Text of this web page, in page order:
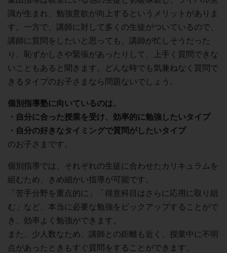
識が生まれ、勉強意欲が向上するというメリットがありま
す。一方で、講師に対して多くの生徒がついているので、
講師に質問をしたいと思っても、講師が忙しそうだった
り、恥ずかしさや緊張があったりして、上手く質問できな
いこともあると聞きます。どんな時でも気兼ねなく質問で
きるタイプのお子さまなら問題ないでしょう。
個別指導塾に向いているのは、
・自分に合った授業を受け、効率的に勉強したいタイプ
・自分の好きなタイミングで質問がしたいタイプ
のお子さまです。
個別指導では、それぞれの生徒に合わせたカリキュラムを
組むため、きめ細かい指導が可能です。
「苦手分野を重点的に」「得意科目はさらに応用に取り組
む」など、本当に必要な勉強をピックアップすることがで
き、効率よく勉強ができます。
また、少人数なため、講師との距離も近く、授業中に不明
点があったときもすぐ質問をすることができます。